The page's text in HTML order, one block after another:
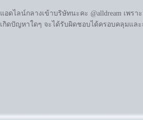
แอดไลน์กลางเข้าบริษัทนะคะ @alldream เพ
เกิดปัญหาใดๆ จะได้รับผิดชอบได้ครอบคลุมแล